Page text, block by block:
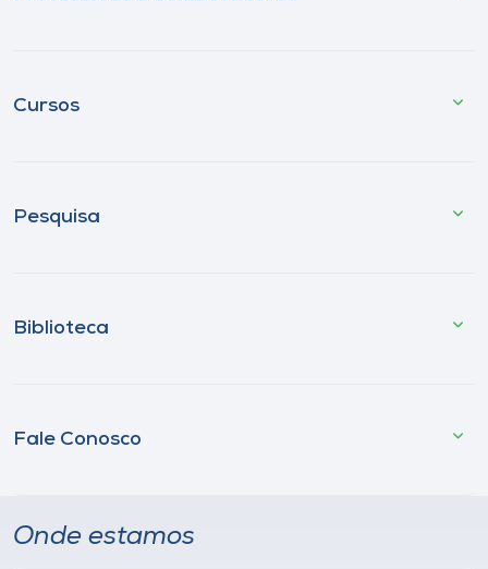
Cursos
Pesquisa
Biblioteca
Fale Conosco
Onde estamos